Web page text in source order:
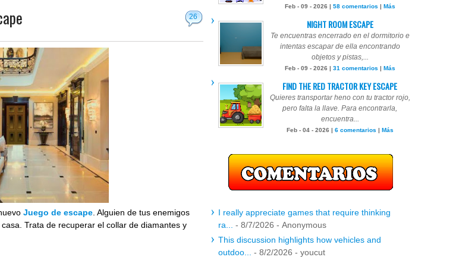
26
Juego de escape . Alguien de tus enemigos
Trata de recuperar el collar de diamantes y
Feb - 09 - 2026 | 58 comentarios | Más
NIGHT ROOM ESCAPE
Te encuentras encerrado en el dormitorio e
intentas escapar de ella encontrando
objetos y pistas,...
Feb - 09 - 2026 | 31 comentarios | Más
FIND THE RED TRACTOR KEY ESCAPE
Quieres transportar heno con tu tractor rojo,
pero falta la llave. Para encontrarla,
encuentra...
Feb - 04 - 2026 | 6 comentarios | Más
I really appreciate games that require thinking
ra...
- 8/7/2026 - Anonymous
This discussion highlights how vehicles and
outdoo...
- 8/2/2026 - youcut